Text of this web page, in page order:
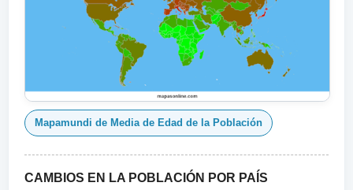
Mapamundi de Media de Edad de la Población
CAMBIOS EN LA POBLACIÓN POR PAÍS